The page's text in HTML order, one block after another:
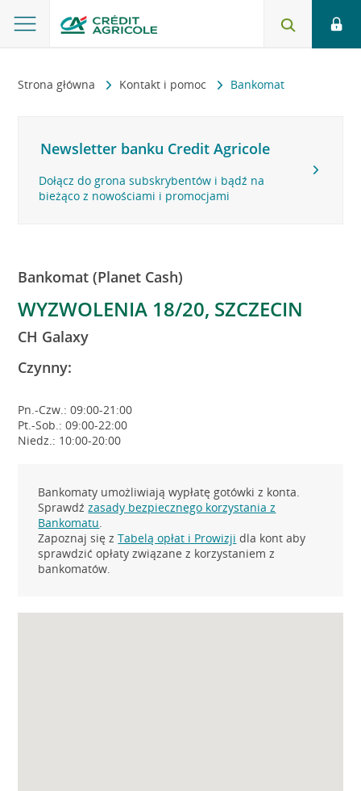
Strona główna Kontakt i pomoc Bankomat
Newsletter banku Credit Agricole
Dołącz do grona subskrybentów i bądź na
bieżąco z nowościami i promocjami
Bankomat (Planet Cash)
WYZWOLENIA 18/20, SZCZECIN
CH Galaxy
Czynny:
Pn.-Czw.: 09:00-21:00
Pt.-Sob.: 09:00-22:00
Niedz.: 10:00-20:00
Bankomaty umożliwiają wypłatę gotówki z konta.
Sprawdźzasady bezpiecznego korzystania z
Bankomatu.
Zapoznaj się zTabelą opłat i Prowizji dla kont aby
sprawdzić opłaty związane z korzystaniem z
bankomatów.